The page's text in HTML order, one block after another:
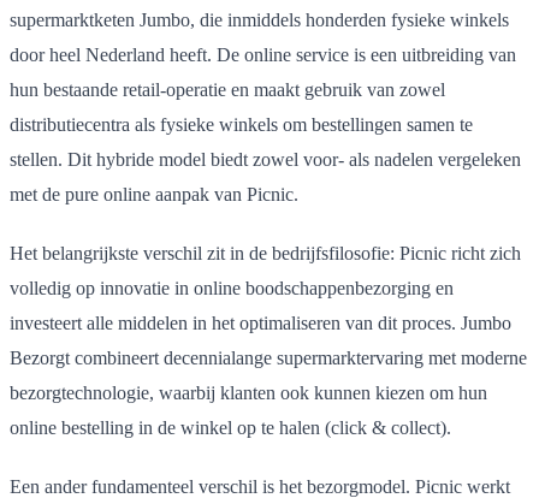
supermarktketen Jumbo, die inmiddels honderden fysieke winkels
door heel Nederland heeft. De online service is een uitbreiding van
hun bestaande retail-operatie en maakt gebruik van zowel
distributiecentra als fysieke winkels om bestellingen samen te
stellen. Dit hybride model biedt zowel voor- als nadelen vergeleken
met de pure online aanpak van Picnic.
Het belangrijkste verschil zit in de bedrijfsfilosofie: Picnic richt zich
volledig op innovatie in online boodschappenbezorging en
investeert alle middelen in het optimaliseren van dit proces. Jumbo
Bezorgt combineert decennialange supermarktervaring met moderne
bezorgtechnologie, waarbij klanten ook kunnen kiezen om hun
online bestelling in de winkel op te halen (click & collect).
Een ander fundamenteel verschil is het bezorgmodel. Picnic werkt